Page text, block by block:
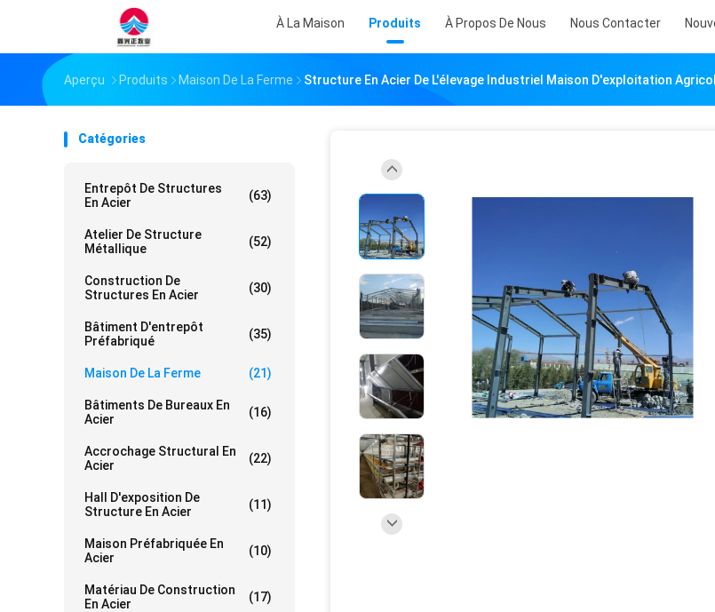
À La Maison Produits À Propos De Nous Nous Contacter
Aperçu Produits Maison De La Ferme Structure En Acier De L'élevage Industriel Maison D'exploitation
Catégories
Entrepôt De Structures
En Acier
(63)
Atelier De Structure
Métallique
(52)
Construction De
Structures En Acier
(30)
Bâtiment D'entrepôt
Préfabriqué
(35)
Maison De La Ferme (21)
Bâtiments De Bureaux En
Acier
(16)
Accrochage Structural En
Acier
(22)
Hall D'exposition De
Structure En Acier
(11)
Maison Préfabriquée En
Acier
(10)
Matériau De Construction
En Acier
(17)